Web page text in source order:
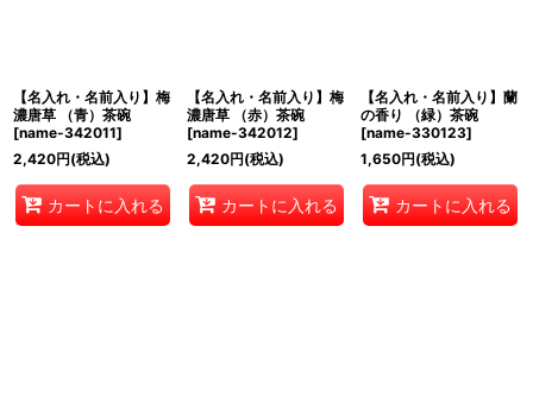
【名入れ・名前入り】梅
濃唐草 （青）茶碗
[name-342011]
2,420円(税込)
カートに入れる
【名入れ・名前入り】梅
濃唐草 （赤）茶碗
[name-342012]
2,420円(税込)
カートに入れる
【名入れ・名前入り】蘭
の香り （緑）茶碗
[name-330123]
1,650円(税込)
カートに入れる